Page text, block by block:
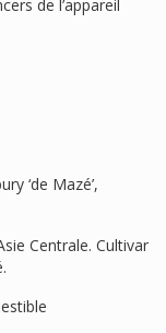
de l’appareil
‘de Mazé’,
Centrale. Cultivar